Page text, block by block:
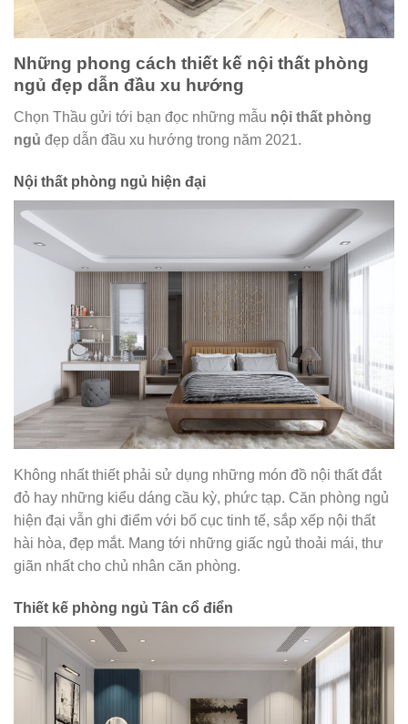
Những phong cách thiết kế nội thất phòng
ngủ đẹp dẫn đầu xu hướng
Chọn Thầu gửi tới bạn đọc những mẫu nội thất phòng
ngủ đẹp dẫn đầu xu hướng trong năm 2021.
Nội thất phòng ngủ hiện đại
Không nhất thiết phải sử dụng những món đồ nội thất đắt
đỏ hay những kiểu dáng cầu kỳ, phức tạp. Căn phòng ngủ
hiện đại vẫn ghi điểm với bố cục tinh tế, sắp xếp nội thất
hài hòa, đẹp mắt. Mang tới những giấc ngủ thoải mái, thư
giãn nhất cho chủ nhân căn phòng.
Thiết kế phòng ngủ Tân cổ điển